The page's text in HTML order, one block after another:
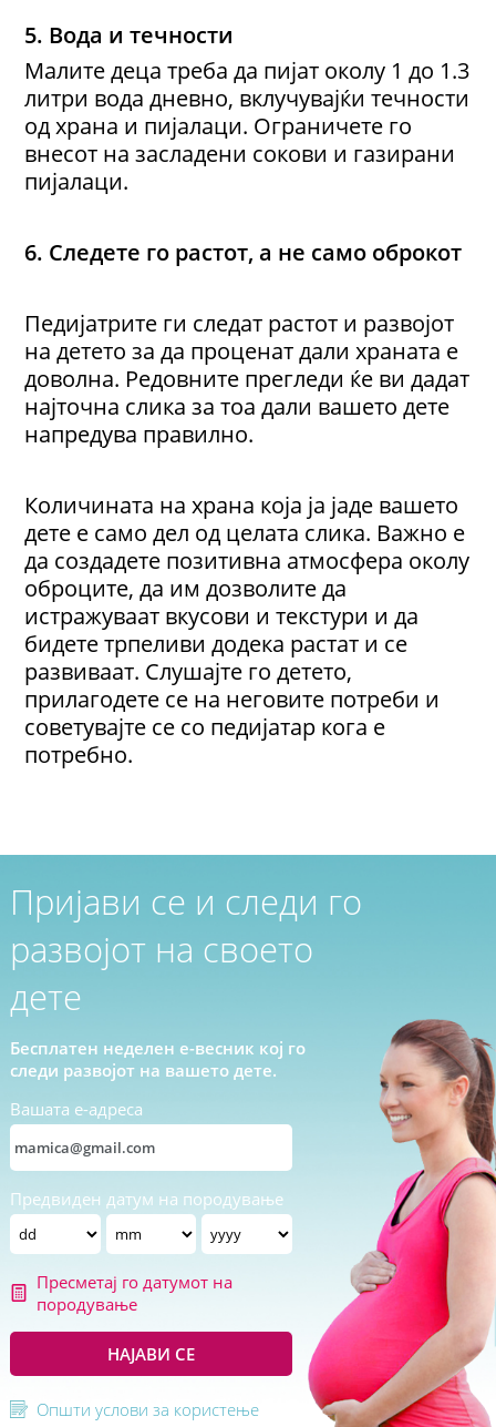
5. Вода и течности
Малите деца треба да пијат околу 1 до 1.3
литри вода дневно, вклучувајќи течности
од храна и пијалаци. Ограничете го
внесот на засладени сокови и газирани
пијалаци.
6. Следете го растот,а не само оброкот
Педијатрите ги следат растот и развојот
на детето за да проценат дали храната е
доволна. Редовните прегледи ќе ви дадат
најточна слика за тоа дали вашето дете
напредува правилно.
Количината на храна која ја јаде вашето
дете е само дел од целата слика. Важно е
да создадете позитивна атмосфера околу
оброците, да им дозволите да
истражуваат вкусови и текстури и да
бидете трпеливи додека растат и се
развиваат. Слушајте го детето,
прилагодете се на неговите потреби и
советувајте се со педијатар кога е
потребно.
Пријави се и следи го
развојот на своето
дете
Бесплатен неделен е-весник кој го
следи развојот на вашето дете.
Вашата е-адреса
Предвиден датум на породување
Пресметај го датумот на
породување
НАЈАВИ СЕ
Општи услови за користење